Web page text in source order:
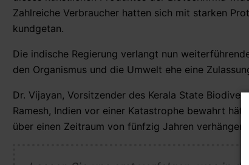
Zahlreiche Verbraucher hatten sich mit starken
kundgetan.
Die indische Regierung verlangt nun
den Organismus und die Umwelt ehe eine
Dr. Vijayan, Vorsitzender des Kerala State
Ramesh, Indien vor einer Katastrophe bewahrt
über einen Zeitraum von fünfzig Jahren verhängen